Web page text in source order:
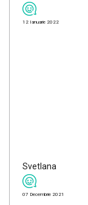
12 Ianuarie 2022
Svetlana
07 Decembrie 2021